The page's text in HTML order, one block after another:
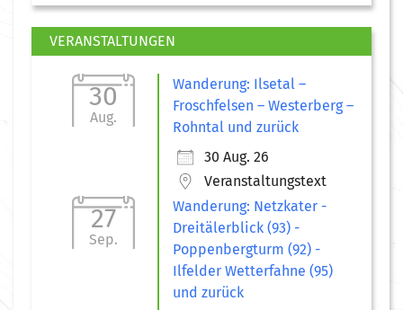
VERANSTALTUNGEN
30
Aug.
Wanderung: Ilsetal –
Froschfelsen – Westerberg –
Rohntal und zurück
30 Aug. 26
Veranstaltungstext
27
Sep.
Wanderung: Netzkater -
Dreitälerblick (93) -
Poppenbergturm (92) -
Ilfelder Wetterfahne (95)
und zurück